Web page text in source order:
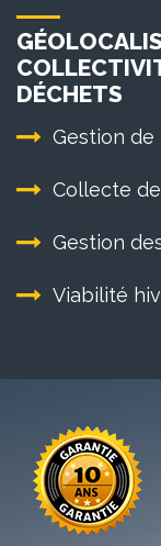
DÉCHETS
Gestion de
Collecte
Gestion
Viabilité